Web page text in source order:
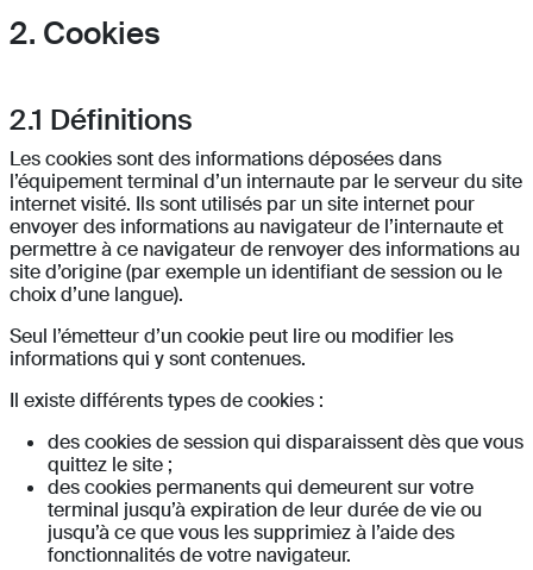
2. Cookies
2.1 Définitions
Les cookies sont des informations déposées dans
l’équipement terminal d’un internaute par le serveur du site
internet visité. Ils sont utilisés par un site internet pour
envoyer des informations au navigateur de l’internaute et
permettre à ce navigateur de renvoyer des informations au
site d’origine (par exemple un identifiant de session ou le
choix d’une langue).
Seul l’émetteur d’un cookie peut lire ou modifier les
informations qui y sont contenues.
Il existe différents types de cookies :
des cookies de session qui disparaissent dès que vous
quittez le site ;
des cookies permanents qui demeurent sur votre
terminal jusqu’à expiration de leur durée de vie ou
jusqu’à ce que vous les supprimiez à l’aide des
fonctionnalités de votre navigateur.